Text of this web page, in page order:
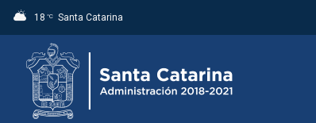
18 °C Santa Catarina